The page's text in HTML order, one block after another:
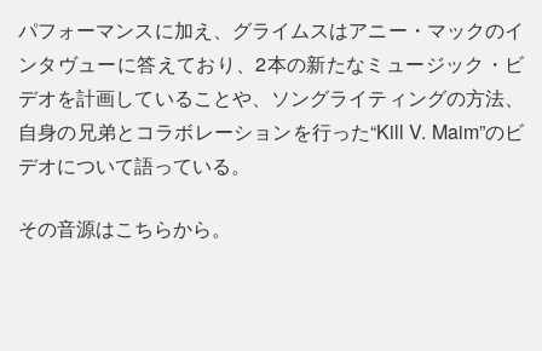
パフォーマンスに加え、グライムスはアニー・マックのイ
ンタヴューに答えており、2本の新たなミュージック・ビ
デオを計画していることや、ソングライティングの方法、
自身の兄弟とコラボレーションを行った“Kill V. Maim”のビ
デオについて語っている。
その音源はこちらから。